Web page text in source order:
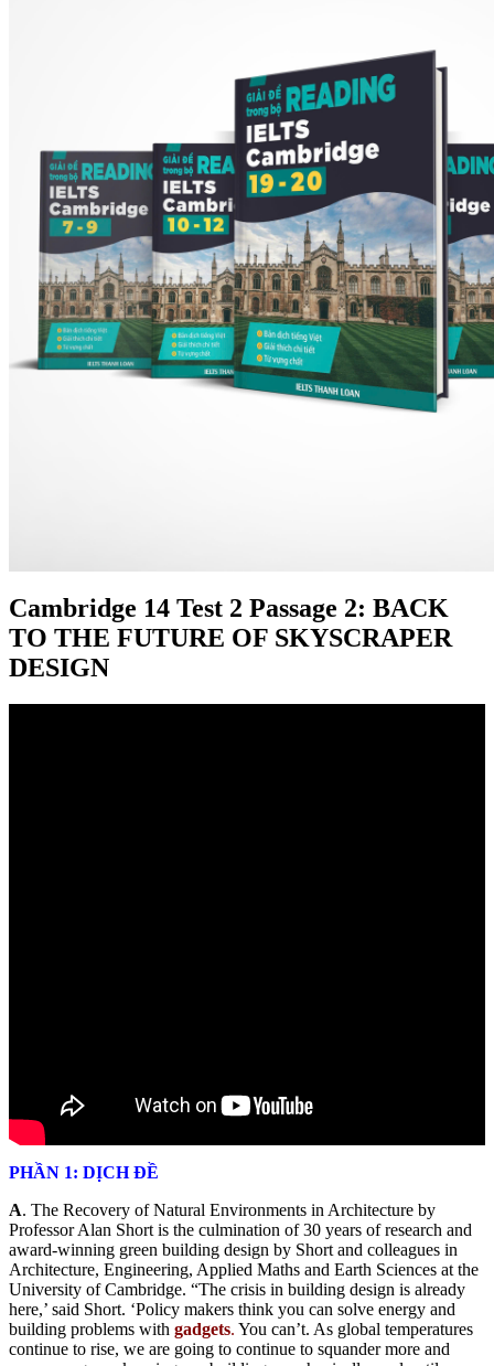
Cambridge 14 Test 2 Passage 2: BACK
TO THE FUTURE OF SKYSCRAPER
DESIGN
PHẦN 1: DỊCH ĐỀ
A. The Recovery of Natural Environments in Architecture by
Professor Alan Short is the culmination of 30 years of research and
award-winning green building design by Short and colleagues in
Architecture, Engineering, Applied Maths and Earth Sciences at the
University of Cambridge. “The crisis in building design is already
here,’ said Short. ‘Policy makers think you can solve energy and
building problems with gadgets. You can’t. As global temperatures
continue to rise, we are going to continue to squander more and